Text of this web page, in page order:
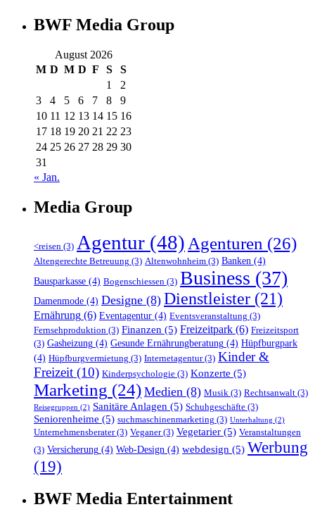
BWF Media Group
August 2026
M D M D F S
S
1
2
3
4 5 6 7 8
9
10 11 12 13 14 15 16
17 18 19 20 21 22 23
24 25 26 27 28 29 30
31
« Jan.
Media Group
<reisen (3) Agentur (48) Agenturen (26)
Altengerechte Betreuung (3) Altenwohnheim (3) Banken (4)
Bausparkasse (4) Bogenschiessen (3) Business (37)
Damenmode (4) Designe (8) Dienstleister (21)
Ernährung (6) Eventagentur (4) Eventsveranstaltung (3)
Fernsehproduktion (3) Finanzen (5) Freizeitpark (6) Freizeitsport
(3) Gasheizung (4) Gesunde Ernährungberatung (4) Hüpfburgpark
(4) Hüpfburgvermietung (3) Internetagentur(3) Kinder &
Freizeit (10) Kinderpsychologie (3) Konzerte (5)
Marketing (24) Medien (8) Musik (3) Rechtsanwalt (3)
Reisegruppen (2) Sanitäre Anlagen (5) Schuhgeschäfte (3)
Seniorenheime (5) suchmaschinenmarketing (3) Unterhaltung (2)
Unternehmensberater(3) Veganer(3) Vegetarier (5) Veranstaltungen
(3) Versicherung (4) Web-Design (4) webdesign (5) Werbung
(19)
BWF Media Entertainment